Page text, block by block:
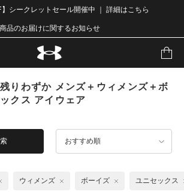
】シークレットセール開催中 ｜ 詳細はこちら
商品のお届けに関するお知らせ
りわずか メンズ＋ウィメンズ＋ボ
クス アイウェア
おすすめ順
ウィメンズ ボーイズ ユニセックス